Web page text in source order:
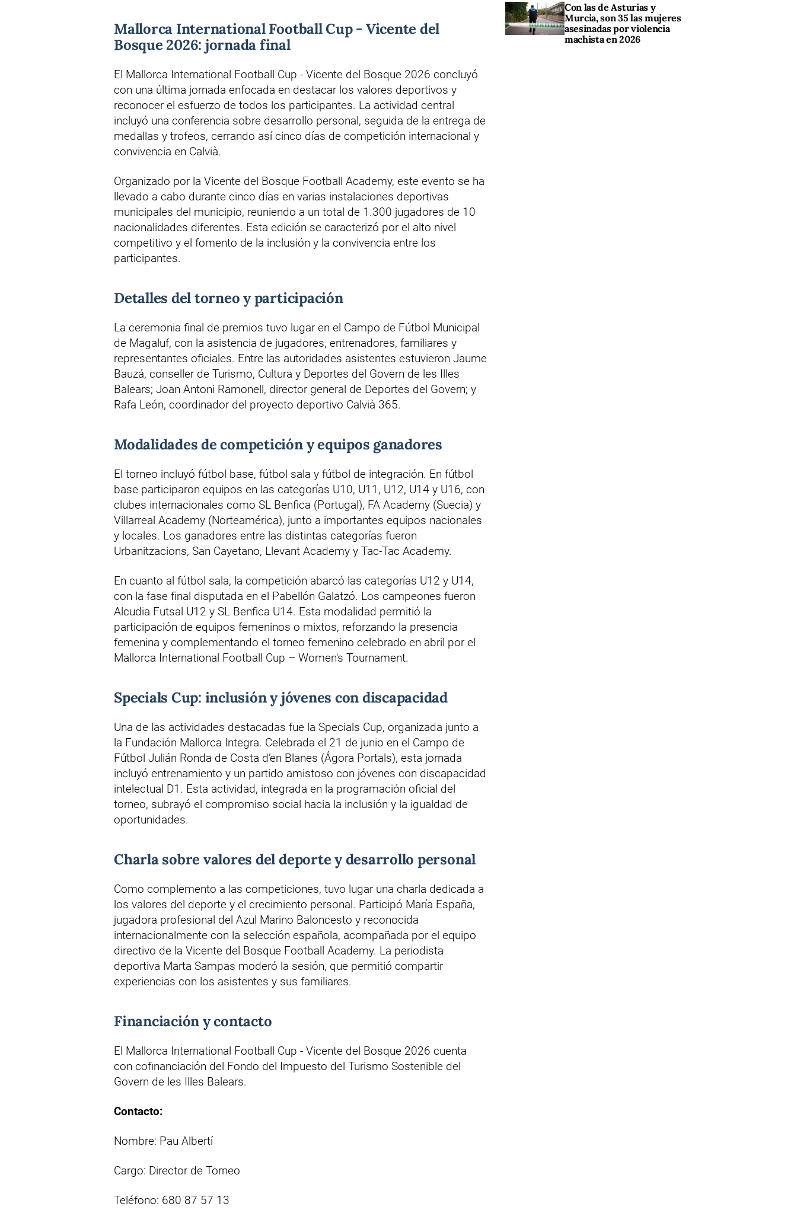
Mallorca International Football Cup - Vicente del
Bosque 2026: jornada final
El Mallorca International Football Cup - Vicente del Bosque 2026 concluyó
con una última jornada enfocada en destacar los valores deportivos y
reconocer el esfuerzo de todos los participantes. La actividad central
incluyó una conferencia sobre desarrollo personal, seguida de la entrega de
medallas y trofeos, cerrando así cinco días de competición internacional y
convivencia en Calvià.
Organizado por la Vicente del Bosque Football Academy, este evento se ha
llevado a cabo durante cinco días en varias instalaciones deportivas
municipales del municipio, reuniendo a un total de 1.300 jugadores de 10
nacionalidades diferentes. Esta edición se caracterizó por el alto nivel
competitivo y el fomento de la inclusión y la convivencia entre los
participantes.
Detalles del torneo y participación
La ceremonia final de premios tuvo lugar en el Campo de Fútbol Municipal
de Magaluf, con la asistencia de jugadores, entrenadores, familiares y
representantes oficiales. Entre las autoridades asistentes estuvieron Jaume
Bauzá, conseller de Turismo, Cultura y Deportes del Govern de les Illes
Balears; Joan Antoni Ramonell, director general de Deportes del Govern; y
Rafa León, coordinador del proyecto deportivo Calvià 365.
Modalidades de competición y equipos ganadores
El torneo incluyó fútbol base, fútbol sala y fútbol de integración. En fútbol
base participaron equipos en las categorías U10, U11, U12, U14 y U16, con
clubes internacionales como SL Benfica (Portugal), FA Academy (Suecia) y
Villarreal Academy (Norteamérica), junto a importantes equipos nacionales
y locales. Los ganadores entre las distintas categorías fueron
Urbanitzacions, San Cayetano, Llevant Academy y Tac-Tac Academy.
En cuanto al fútbol sala, la competición abarcó las categorías U12 y U14,
con la fase final disputada en el Pabellón Galatzó. Los campeones fueron
Alcudia Futsal U12 y SL Benfica U14. Esta modalidad permitió la
participación de equipos femeninos o mixtos, reforzando la presencia
femenina y complementando el torneo femenino celebrado en abril por el
Mallorca International Football Cup – Women's Tournament.
Specials Cup: inclusión y jóvenes con discapacidad
Una de las actividades destacadas fue la Specials Cup, organizada junto a
la Fundación Mallorca Integra. Celebrada el 21 de junio en el Campo de
Fútbol Julián Ronda de Costa d’en Blanes (Ágora Portals), esta jornada
incluyó entrenamiento y un partido amistoso con jóvenes con discapacidad
intelectual D1. Esta actividad, integrada en la programación oficial del
torneo, subrayó el compromiso social hacia la inclusión y la igualdad de
oportunidades.
Charla sobre valores del deporte y desarrollo personal
Como complemento a las competiciones, tuvo lugar una charla dedicada a
los valores del deporte y el crecimiento personal. Participó María España,
jugadora profesional del Azul Marino Baloncesto y reconocida
internacionalmente con la selección española, acompañada por el equipo
directivo de la Vicente del Bosque Football Academy. La periodista
deportiva Marta Sampas moderó la sesión, que permitió compartir
experiencias con los asistentes y sus familiares.
Financiación y contacto
El Mallorca International Football Cup - Vicente del Bosque 2026 cuenta
con cofinanciación del Fondo del Impuesto del Turismo Sostenible del
Govern de les Illes Balears.
Contacto:
Nombre: Pau Albertí
Cargo: Director de Torneo
Teléfono: 680 87 57 13
Con las de Asturias y
Murcia, son 35 las mujeres
asesinadas por violencia
machista en 2026